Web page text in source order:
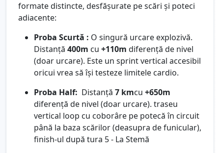
formate distincte, desfășurate pe scări și poteci
adiacente:
Proba Scurtă : O singură urcare explozivă.
Distanță 400m cu +110m diferență de nivel
(doar urcare). Este un sprint vertical accesibil
oricui vrea să își testeze limitele cardio.
Proba Half: Distanță 7 kmcu +650m
diferență de nivel (doar urcare). traseu
vertical loop cu coborâre pe potecă în circuit
până la baza scărilor (deasupra de funicular),
finish-ul după tura 5 - La Stemă